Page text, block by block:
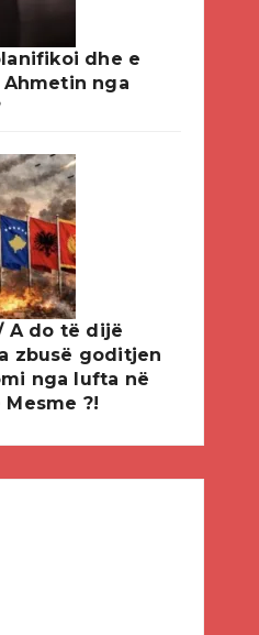
dhe e
nga
A do të dijë
zbusë goditjen
nga lufta në
?!